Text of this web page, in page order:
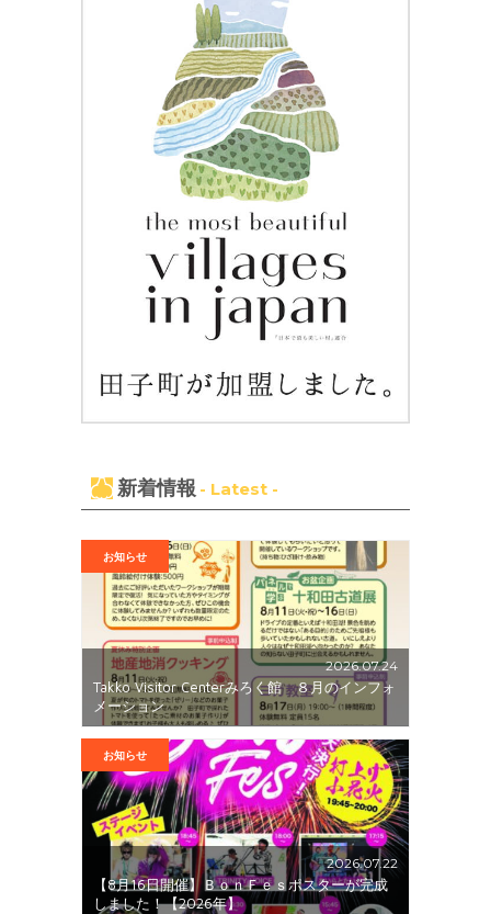
新着情報 - Latest -
お知らせ
2026.07.24
Takko Visitor Centerみろく館 ８月のインフォ
メーション
お知らせ
2026.07.22
【8月16日開催】ＢｏｎＦｅｓポスターが完成
しました！【2026年】